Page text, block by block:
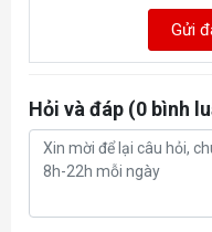
Gửi
Hỏi và đáp (0 bình